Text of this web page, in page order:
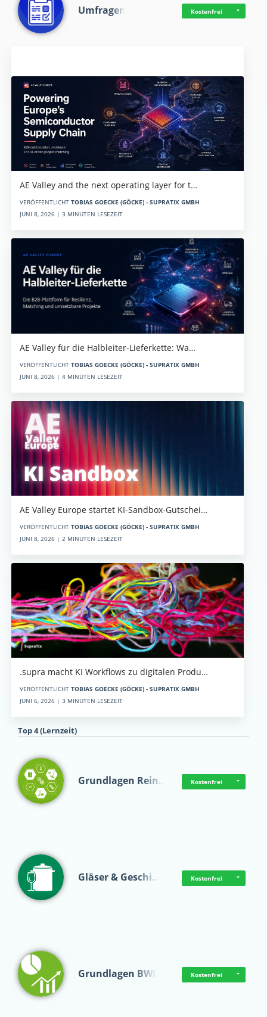
Umfragen Kostenfrei
AE Valley and the next operating layer for t…
VERÖFFENTLICHT TOBIAS GOECKE (GÖCKE) - SUPRATIX GMBH
JUNI 8, 2026 | 3 MINUTEN LESEZEIT
AE Valley für die Halbleiter-Lieferkette: Wa…
VERÖFFENTLICHT TOBIAS GOECKE (GÖCKE) - SUPRATIX GMBH
JUNI 8, 2026 | 4 MINUTEN LESEZEIT
AE Valley Europe startet KI-Sandbox-Gutschei…
VERÖFFENTLICHT TOBIAS GOECKE (GÖCKE) - SUPRATIX GMBH
JUNI 8, 2026 | 2 MINUTEN LESEZEIT
.supra macht KI Workflows zu digitalen Produ…
VERÖFFENTLICHT TOBIAS GOECKE (GÖCKE) - SUPRATIX GMBH
JUNI 6, 2026 | 3 MINUTEN LESEZEIT
Top 4 (Lernzeit)
Grundlagen Rein… Kostenfrei
Gläser & Geschi… Kostenfrei
Grundlagen BWL Kostenfrei